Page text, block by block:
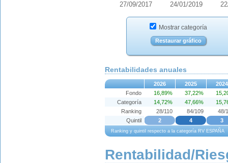
27/09/2017 24/01/2019
Mostrar categoría
Restaurar gráfico
Rentabilidades anuales
2026 2025 2024
Ranking y quintil respecto a la categoría RV ESPAÑA
Fondo 16,89% 37,22%
Categoría
14,72% 47,66%
Ranking
28/110 84/109
48/
Quintil
2 4 3
Rentabilidad/